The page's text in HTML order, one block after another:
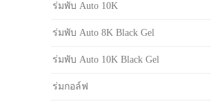
ร่มพับ Auto 10K
ร่มพับ Auto 8K Black Gel
ร่มพับ Auto 10K Black Gel
ร่มกอล์ฟ